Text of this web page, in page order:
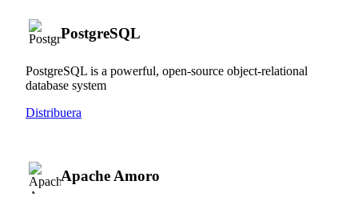
PostgreSQL
PostgreSQL is a powerful, open-source object-relational
database system
Distribuera
Apache Amoro